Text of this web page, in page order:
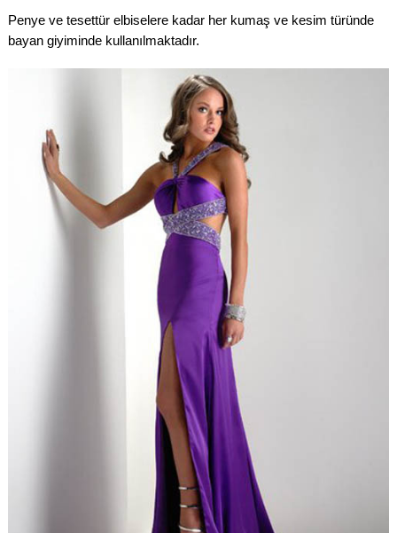
Penye ve tesettür elbiselere kadar her kumaş ve kesim türünde
bayan giyiminde kullanılmaktadır.